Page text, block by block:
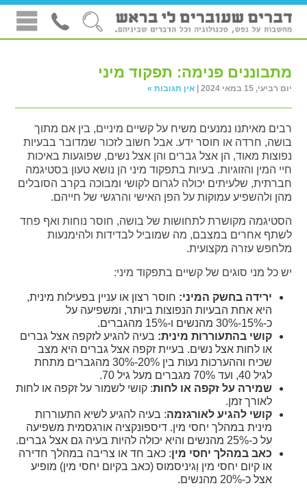
מתבוננים פנימה: תפקוד מיני
יום רביעי, 15 במאי 2024 | אין תגובות »
רבים מאיתנו נמנעים משיח על קשיים מיניים, בין אם מתוך
בושה, חרדה או חוסר ידע. אבל חשוב לזכור שמדובר בבעיות
נפוצות מאוד, הן אצל גברים והן אצל נשים, שפוגעות באיכות
חיי המין והזוגיות. בעיות בתפקוד מיני הן נושא טעון בסטיגמה
חברתית, שלעיתים יכולה לגרום לקושי ומבוכה בקרב הסובלים
מהן ולהשפיע עמוקות על הפן האישי והרגשי של חייהם.
הסטיגמה מקושרת לתחושות של בושה, חוסר נוחות ואף פחד
לשתף אחרים במצבם, מה שמוביל לבדידות ולהימנעות
מלחפש עזרה מקצועית.
יש כל מני סוגים של קשיים בתפקוד מיני:
ירידה בחשק המיני: חוסר רצון או עניין בפעילות מינית,
היא אחת הבעיות הנפוצות ביותר, ומשפיעה על
כ-15%-30% מהנשים ו-15% מהגברים.
קושי בהתעוררות מינית: בעיה להגיע לזקפה אצל גברים
או לחות אצל נשים. בעיית זקפה אצל גברים היא מצב
שכיח וההערכות נעות בין 20%-30% מהגברים מתחת
לגיל 40, ועד 70% מגברים מעל גיל 70.
שמירה על זקפה או לחות: קושי לשמור על זקפה או לחות
לאורך זמן.
קושי להגיע לאורגזמה: בעיה להגיע לשיא התעוררות
מינית במהלך יחסי מין. דיספונקציה אורגסמית משפיעה
על כ-25% מהנשים והיא יכולה להיות בעיה גם אצל גברים.
כאב במהלך יחסי מין: כאב חד או צריבה במהלך חדירה
או קיום יחסי מין וַגיניסמוס (כאב בקיום יחסי מין) מופיע
אצל כ-20% מהנשים.